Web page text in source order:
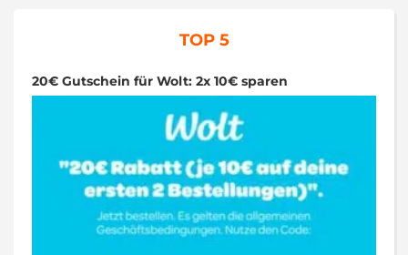
TOP 5
20€ Gutschein für Wolt: 2x 10€ sparen